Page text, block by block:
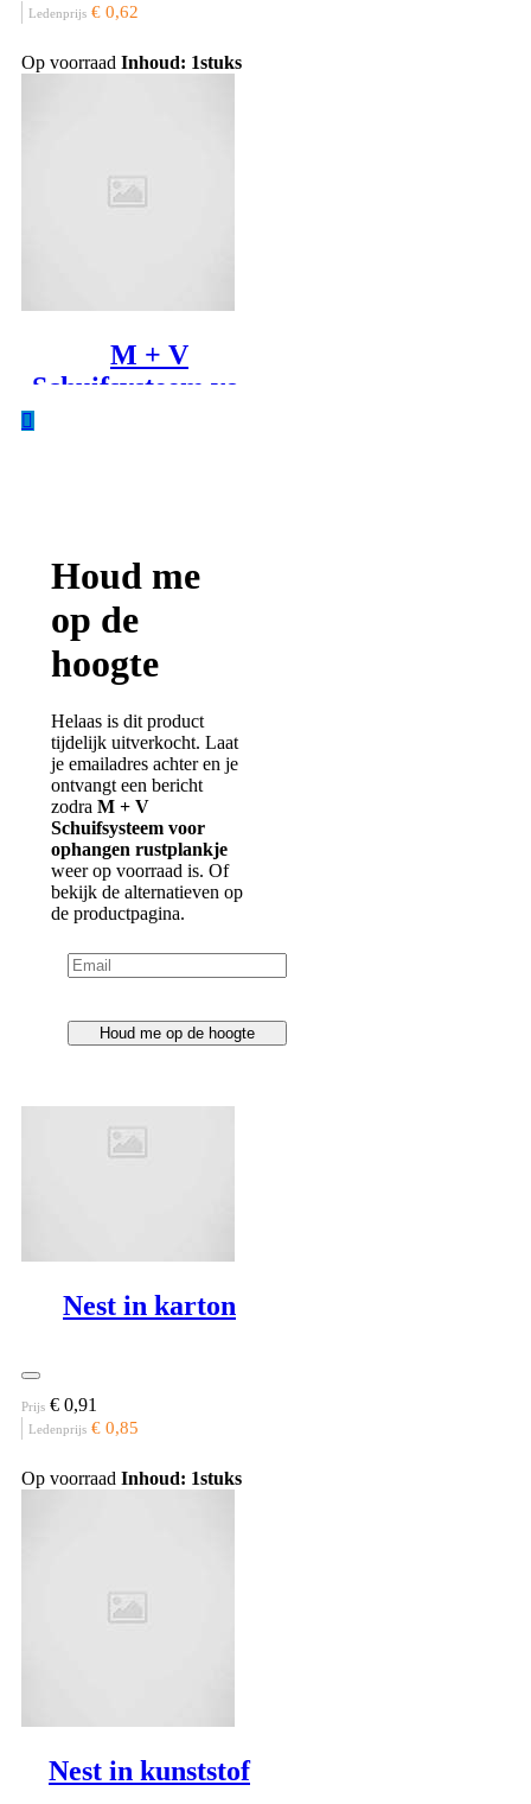
Ledenprijs € 0,62
Op voorraad Inhoud: 1stuks
M + V
Schuifsysteem voor
Houd me
op de
hoogte
Helaas is dit product
tijdelijk uitverkocht. Laat
je emailadres achter en je
ontvangt een bericht
zodra M + V
Schuifsysteem voor
ophangen rustplankje
weer op voorraad is. Of
bekijk de alternatieven op
de productpagina.
Houd me op de hoogte
Nest in harde plastic
Ledenprijs € 5,88
Nest in karton
Prijs € 0,91
Ledenprijs € 0,85
Op voorraad Inhoud: 1stuks
Nest in kunststof